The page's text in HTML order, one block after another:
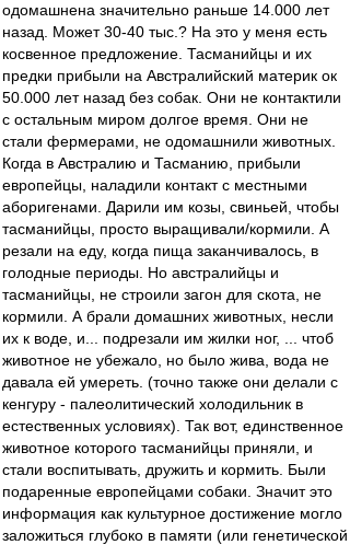
одомашнена значительно раньше 14.000 лет
назад. Может 30-40 тыс.? На это у меня есть
косвенное предложение. Тасманийцы и их
предки прибыли на Австралийский материк ок
50.000 лет назад без собак. Они не контактили
с остальным миром долгое время. Они не
стали фермерами, не одомашнили животных.
Когда в Австралию и Тасманию, прибыли
европейцы, наладили контакт с местными
аборигенами. Дарили им козы, свиньей, чтобы
тасманийцы, просто выращивали/кормили. А
резали на еду, когда пища заканчивалось, в
голодные периоды. Но австралийцы и
тасманийцы, не строили загон для скота, не
кормили. А брали домашних животных, несли
их к воде, и... подрезали им жилки ног, ... чтоб
животное не убежало, но было жива, вода не
давала ей умереть. (точно также они делали с
кенгуру - палеолитический холодильник в
естественных условиях). Так вот, единственное
животное которого тасманийцы приняли, и
стали воспитывать, дружить и кормить. Были
подаренные европейцами собаки. Значит это
информация как культурное достижение могло
заложиться глубоко в памяти (или генетической